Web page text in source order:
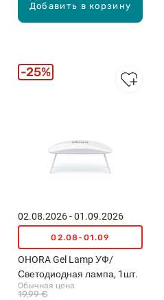
Добавить в корзину
02.08.2026 - 01.09.2026
02.08-01.09
OHORA Gel Lamp УФ/
Светодиодная лампа, 1шт.
Обычная цена
19,99 €
25%